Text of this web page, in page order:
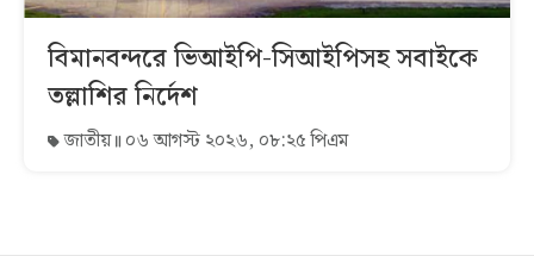
বিমানবন্দরে ভিআইপি-সিআইপিসহ সবাইকে
তল্লাশির নির্দেশ
জাতীয় ০৬ আগস্ট ২০২৬, ০৮:২৫ পিএম